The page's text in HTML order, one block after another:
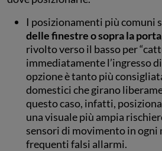
I posizionamenti più comuni
delle finestre o sopra la porta
rivolto verso il basso per
immediatamente l’ingresso
opzione è tanto più
domestici che girano
questo caso, infatti,
una visuale più ampia
sensori di movimento in ogni
frequenti falsi allarmi.